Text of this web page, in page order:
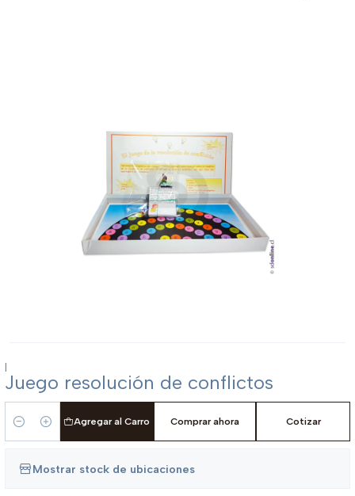
|
Juego resolución de conflictos
Cantidad
Agregar al Carro Comprar ahora Cotizar
Mostrar stock de ubicaciones